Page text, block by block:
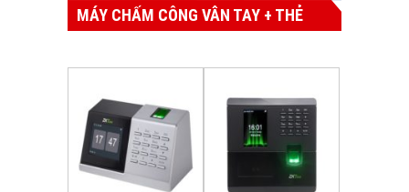
MÁY CHẤM CÔNG VÂN TAY + THẺ